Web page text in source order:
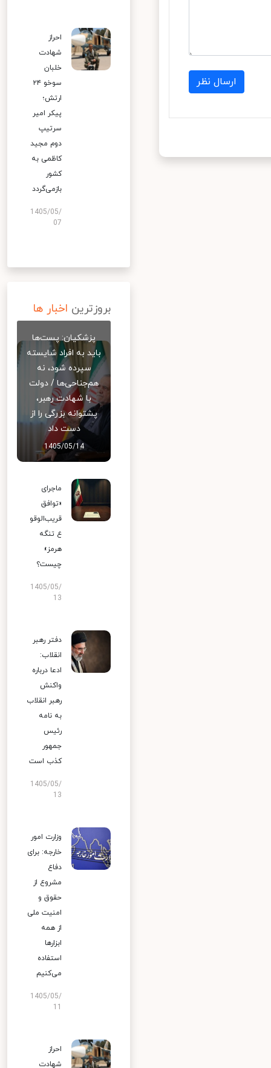
ارسال نظر
احراز
شهادت
خلبان
سوخو ۲۴
ارتش؛
پیکر امیر
سرتیپ
دوم مجید
کاظمی به
کشور
بازمی‌گردد
1405/05/
07
بروزترین اخبار ها
پزشکیان: پست‌ها
باید به افراد شایسته
سپرده شود، نه
هم‌جناحی‌ها / دولت
با شهادت رهبر،
پشتوانه بزرگی را از
دست داد
1405/05/14
ماجرای
«توافق
قریب‌الوقو
ع تنگه
هرمز»
چیست؟
1405/05/
13
دفتر رهبر
انقلاب:
ادعا درباره
واکنش
رهبر انقلاب
به نامه
رئیس
جمهور
کذب است
1405/05/
13
وزارت امور
خارجه: برای
دفاع
مشروع از
حقوق و
امنیت ملی
از همه
ابزارها
استفاده
می‌کنیم
1405/05/
احراز
شهادت